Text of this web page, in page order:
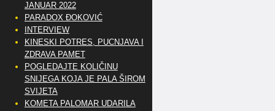
JANUAR 2022
PARADOX ĐOKOVIĆ
INTERVIEW
KINESKI POTRES, PUCNJAVA I
ZDRAVA PAMET
POGLEDAJTE KOLIČINU
SNIJEGA KOJA JE PALA ŠIROM
SVIJETA
KOMETA PALOMAR UDARILA